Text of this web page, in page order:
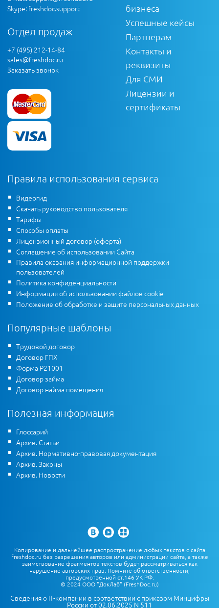
Skype: freshdoc.support
Отдел продаж
+7 (495) 212-14-84
sales@freshdoc.ru
Заказать звонок
бизнеса
Успешные кейсы
Партнерам
Контакты и
реквизиты
Для СМИ
Лицензии и
сертификаты
Правила использования сервиса
Видеогид
Скачать руководство пользователя
Тарифы
Способы оплаты
Лицензионный договор (оферта)
Соглашение об использовании Сайта
Правила оказания информационной поддержки
пользователей
Политика конфиденциальности
Информация об использовании файлов cookie
Положение об обработке и защите персональных данных
Популярные шаблоны
Трудовой договор
Договор ГПХ
Форма Р21001
Договор займа
Договор найма помещения
Полезная информация
Глоссарий
Архив. Статьи
Архив. Нормативно-правовая документация
Архив. Законы
Архив. Новости
Копирование и дальнейшее распространение любых текстов с сайта
freshdoc.ru без разрешения авторов или администрации сайта, а также
заимствование фрагментов текстов будет рассматриваться как
нарушение авторских прав. Помните об ответственности,
предусмотренной ст.146 УК РФ.
© 2024 ООО "ДокЛаб" (FreshDoc.ru)
Сведения о IT-компании в соответствии с приказом Минцифры
России от 02.06.2025 N 511